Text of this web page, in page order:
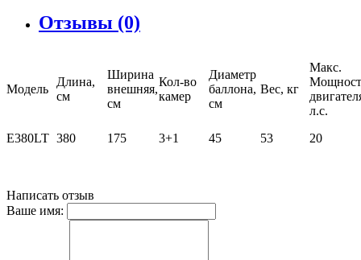
Отзывы (0)
Модель
Длина,
см
Ширина
внешняя,
см
Кол-во
камер
Диаметр
баллона,
см
Вес, кг
Макс.
л.с.
E380LT 380 175 3+1 45 53 20
Написать отзыв
Ваше имя: